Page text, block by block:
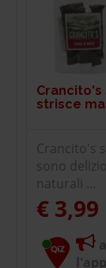
strisce
Crancito's
sono
naturali ...
€ 3,99